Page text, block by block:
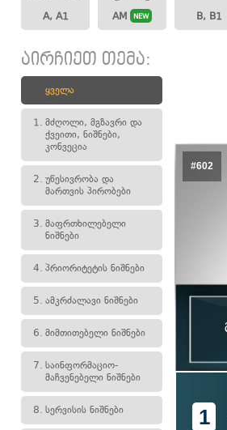
A, A1 AM NEW B, B1
აირჩიეთ თემა:
ყველა
1. მძღოლი, მგზავრი და
ქვეითი, ნიშნები,
კონვეცია
2. უწესივრობა და
მართვის პირობები
3. მაფრთხილებელი
ნიშნები
4. პრიორიტეტის ნიშნები
5. ამკრძალავი ნიშნები
6. მიმთითებელი ნიშნები
7. საინფორმაციო-
მაჩვენებელი ნიშნები
8. სერვისის ნიშნები
#602
1